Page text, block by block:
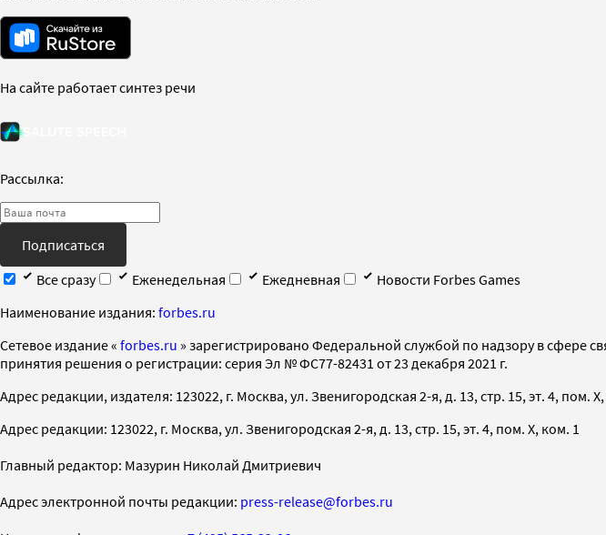
На сайте работает синтез речи
Рассылка:
Подписаться
Все сразу
Еженедельная Ежедневная
Новости Forbes Games
Наименование издания: forbes.ru
Cетевое издание « forbes.ru » зарегистрировано Федеральной службой по надзору в сфере
принятия решения о регистрации: серия Эл № ФС77-82431 от 23 декабря 2021 г.
Адрес редакции, издателя: 123022, г. Москва, ул. Звенигородская 2-я, д. 13, стр. 15, эт. 4, пом.
Адрес редакции: 123022, г. Москва, ул. Звенигородская 2-я, д. 13, стр. 15, эт. 4, пом. X, ком. 1
Главный редактор: Мазурин Николай Дмитриевич
Адрес электронной почты редакции: press-release@forbes.ru